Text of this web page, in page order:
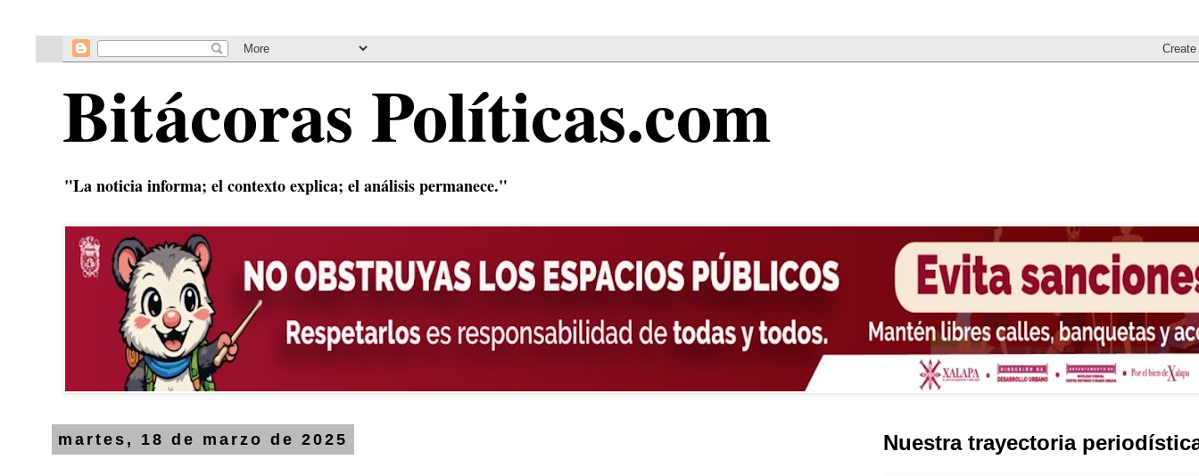
Bitácoras Políticas.com
"La noticia informa; el contexto explica; el análisis permanece."
martes, 18 de marzo de 2025 Nuestra trayectoria